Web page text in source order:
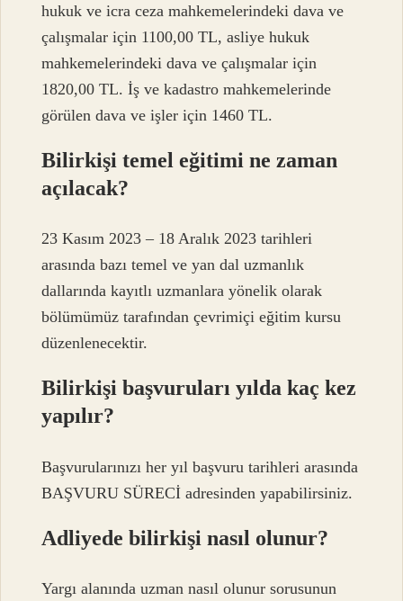
hukuk ve icra ceza mahkemelerindeki dava ve
çalışmalar için 1100,00 TL, asliye hukuk
mahkemelerindeki dava ve çalışmalar için
1820,00 TL. İş ve kadastro mahkemelerinde
görülen dava ve işler için 1460 TL.
Bilirkişi temel eğitimi ne zaman
açılacak?
23 Kasım 2023 – 18 Aralık 2023 tarihleri ​​
arasında bazı temel ve yan dal uzmanlık
dallarında kayıtlı uzmanlara yönelik olarak
bölümümüz tarafından çevrimiçi eğitim kursu
düzenlenecektir.
Bilirkişi başvuruları yılda kaç kez
yapılır?
Başvurularınızı her yıl başvuru tarihleri ​​arasında
BAŞVURU SÜRECİ adresinden yapabilirsiniz.
Adliyede bilirkişi nasıl olunur?
Yargı alanında uzman nasıl olunur sorusunun